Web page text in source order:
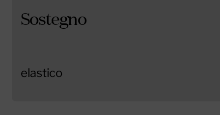
Sostegno
elastico